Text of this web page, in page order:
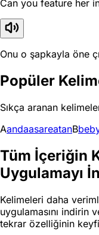
Can you feature her
Onu o şapkayla öne
Popüler
Sıkça aranan
AandaasareatanBbe
Tüm İçeriğin
Uygulamayı
Kelimeleri daha
uygulamasını indirin
tekrar özelliğinin